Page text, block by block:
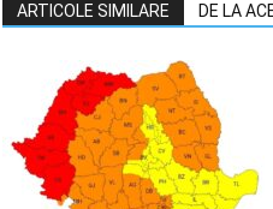
ARTICOLE SIMILARE DE LA